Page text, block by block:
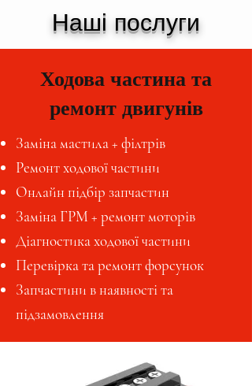
Наші послуги
Ходова частина та
ремонт двигунів
Заміна мастила + філтрів
Ремонт ходової частини
Онлайн підбір запчастин
Заміна ГРМ + ремонт моторів
Діагностика ходової частини
​Перевірка та ремонт форсунок
Запчастини в наявності та
підзамовлення